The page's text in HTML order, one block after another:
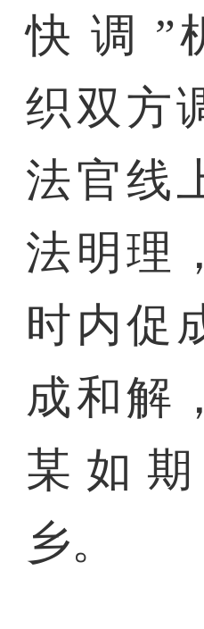
快 调 ”
织双方
法官线
法明理
时内促
成和解
某如
乡。